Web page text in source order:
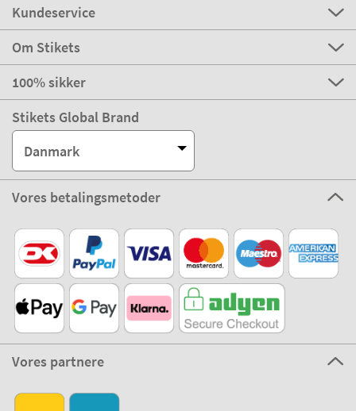
Kundeservice
Om Stikets
100% sikker
Stikets Global Brand
Danmark
Vores betalingsmetoder
Vores partnere